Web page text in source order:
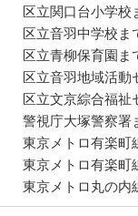
区立関口台小学校
区立音羽中学校ま
区立青柳保育園ま
区立音羽地域活動
区立文京綜合福祉
警視庁大塚警察署
東京メトロ有楽町
東京メトロ有楽町
東京メトロ丸の内